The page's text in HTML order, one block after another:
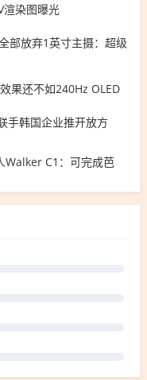
渲染图曝光
部放弃1英寸主摄：超级
果还不如240Hz OLED
手韩国企业推开放方
Walker C1：可完成芭